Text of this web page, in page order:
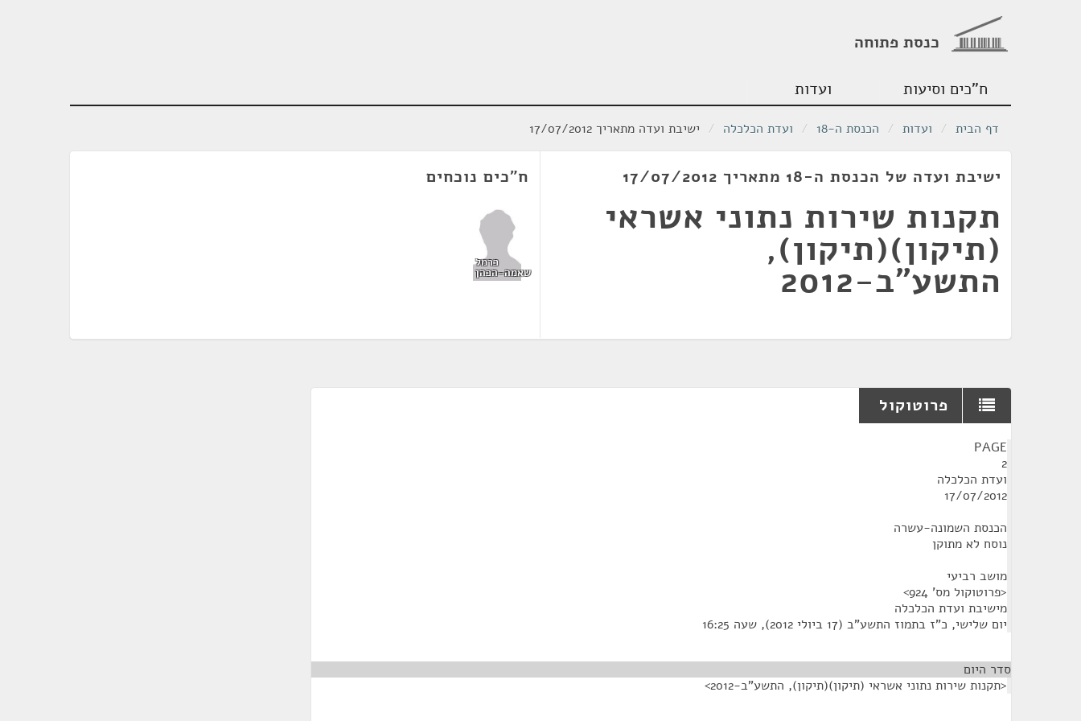
כנסת פתוחה
ח"כים וסיעות ועדות
דף הבית / ועדות / הכנסת ה-18 / ועדת הכלכלה / ישיבת ועדה מתאריך 17/07/2012
ישיבת ועדה של הכנסת ה-18 מתאריך 17/07/2012
תקנות שירות נתוני אשראי
(תיקון)(תיקון),
התשע"ב-2012
ח"כים נוכחים
כרמל
שאמה-הכהן
פרוטוקול
PAGE
2
ועדת הכלכלה
17/07/2012
הכנסת השמונה-עשרה
נוסח לא מתוקן
מושב רביעי
<פרוטוקול מס' 924>
מישיבת ועדת הכלכלה
יום שלישי, כ"ז בתמוז התשע"ב (17 ביולי 2012), שעה 16:25
סדר היום
<תקנות שירות נתוני אשראי (תיקון)(תיקון), התשע"ב-2012>